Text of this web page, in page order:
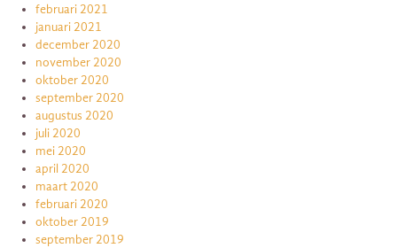
februari 2021
januari 2021
december 2020
november 2020
oktober 2020
september 2020
augustus 2020
juli 2020
mei 2020
april 2020
maart 2020
februari 2020
oktober 2019
september 2019